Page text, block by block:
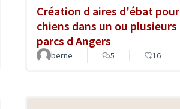
Création d aires d'ébat pour
chiens dans un ou plusieurs
parcs d Angers
berne 5 16